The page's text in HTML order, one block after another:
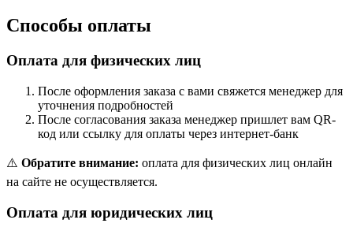
Способы оплаты
Оплата для физических лиц
После оформления заказа с вами свяжется менеджер для
уточнения подробностей
После согласования заказа менеджер пришлет вам QR-
код или ссылку для оплаты через интернет-банк
⚠️ Обратите внимание: оплата для физических лиц онлайн
на сайте не осуществляется.
Оплата для юридических лиц